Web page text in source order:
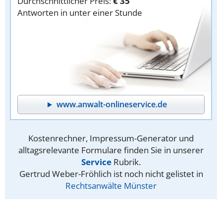
Antworten in unter einer Stunde
www.anwalt-onlineservice.de
Kostenrechner, Impressum-Generator und
alltagsrelevante Formulare finden Sie in unserer
Service Rubrik.
Gertrud Weber-Fröhlich ist noch nicht gelistet in
Rechtsanwälte Münster